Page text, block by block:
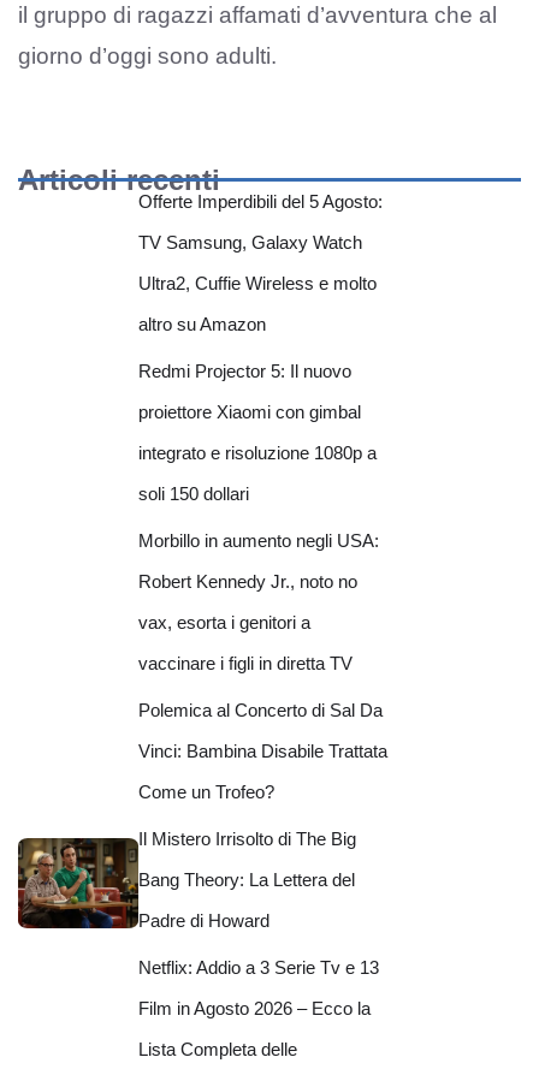
il gruppo di ragazzi affamati d’avventura che al
giorno d’oggi sono adulti.
Articoli recenti
Offerte Imperdibili del 5 Agosto:
TV Samsung, Galaxy Watch
Ultra2, Cuffie Wireless e molto
altro su Amazon
Redmi Projector 5: Il nuovo
proiettore Xiaomi con gimbal
integrato e risoluzione 1080p a
soli 150 dollari
Morbillo in aumento negli USA:
Robert Kennedy Jr., noto no
vax, esorta i genitori a
vaccinare i figli in diretta TV
Polemica al Concerto di Sal Da
Vinci: Bambina Disabile Trattata
Come un Trofeo?
Il Mistero Irrisolto di The Big
Bang Theory: La Lettera del
Padre di Howard
Netflix: Addio a 3 Serie Tv e 13
Film in Agosto 2026 – Ecco la
Lista Completa delle